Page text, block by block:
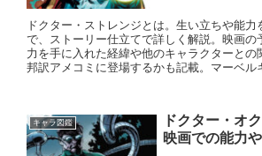
ドクター・ストレンジとは。生い立ちや能力
で、ストーリー仕立てで詳しく解説。映画の
力を手に入れた経緯や他のキャラクターとの
邦訳アメコミに登場するかも記載。マーベル
キャラ図鑑
ドクター・オ
映画での能力